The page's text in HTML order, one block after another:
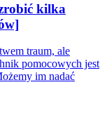
kilka
traum, ale
pomocowych jest
im nadać